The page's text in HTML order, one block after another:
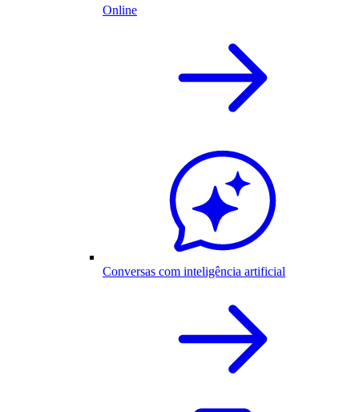
Online
Conversas com inteligência artificial